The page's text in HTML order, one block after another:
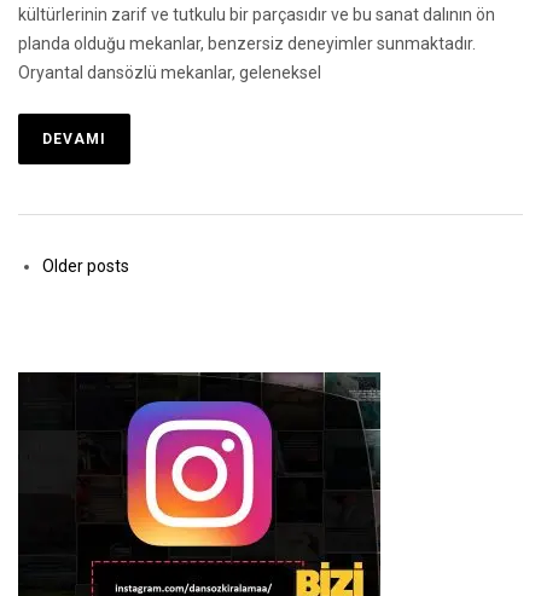
kültürlerinin zarif ve tutkulu bir parçasıdır ve bu sanat dalının ön
planda olduğu mekanlar, benzersiz deneyimler sunmaktadır.
Oryantal dansözlü mekanlar, geleneksel
DEVAMI
Older posts